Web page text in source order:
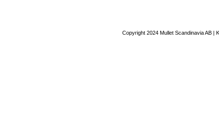
Copyright 2024 Mullet Scandinavia AB |